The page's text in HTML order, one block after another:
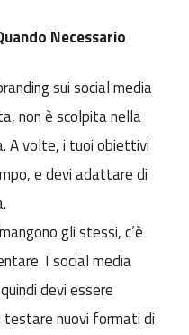
Necessario
sui social media
non è scolpita nella
A volte, i tuoi obiettivi
e devi adattare di
gli stessi, c’è
I social media
devi essere
nuovi formati di